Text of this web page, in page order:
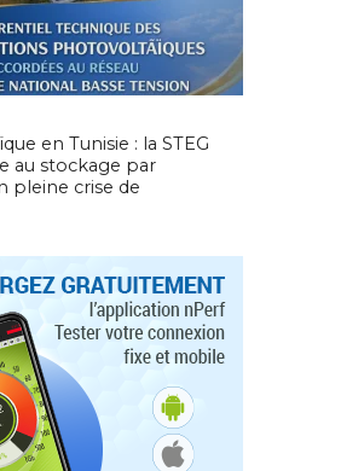
en Tunisie : la STEG
au stockage par
pleine crise de